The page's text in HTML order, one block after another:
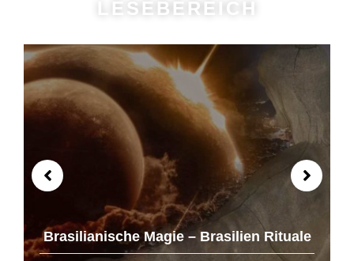
LESEBEREICH
Brasilianische Magie – Brasilien Rituale